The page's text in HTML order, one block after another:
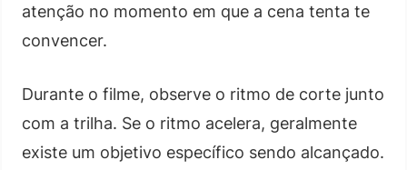
atenção no momento em que a cena tenta te
convencer.
Durante o filme, observe o ritmo de corte junto
com a trilha. Se o ritmo acelera, geralmente
existe um objetivo específico sendo alcançado.